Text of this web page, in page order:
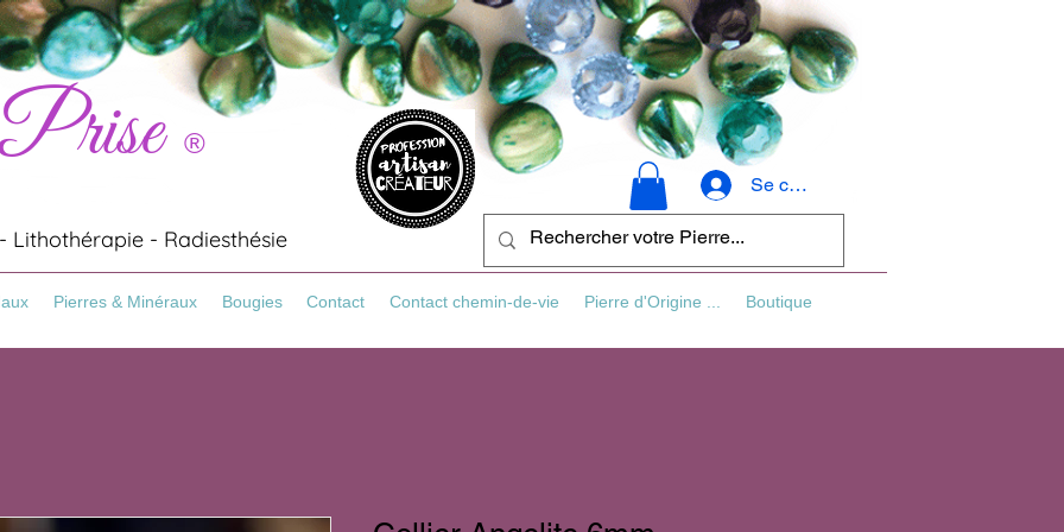
®
Se connecter
Lithothérapie - Radiesthésie
Pierres & Minéraux Bougies Contact Contact chemin-de-vie Pierre d'Origine ... Boutique